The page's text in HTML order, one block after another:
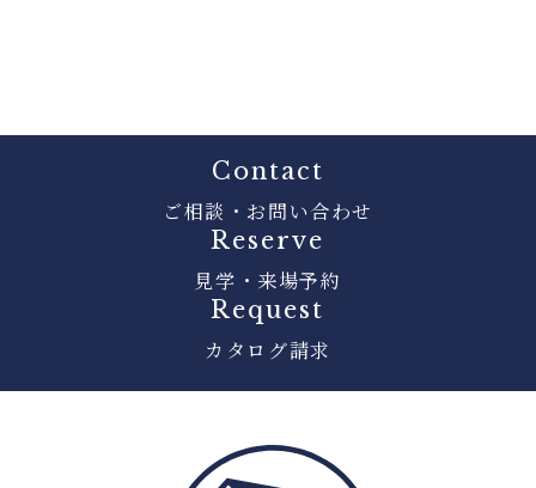
Contact
ご相談・お問い合わせ
Reserve
見学・来場予約
Request
カタログ請求